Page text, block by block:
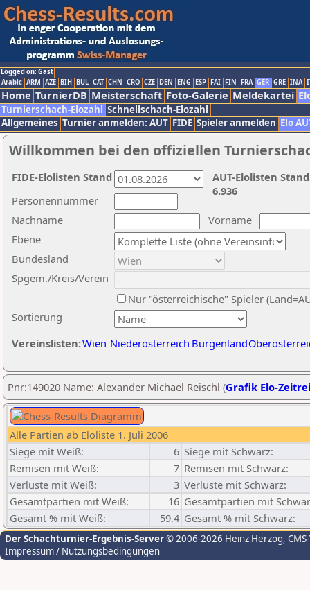
Logged on: Gast
Arabic ARM AZE BIH BUL CAT CHN CRO CZE DEN ENG ESP FAI FIN FRA GER GRE INA
Home TurnierDB Meisterschaft Foto-Galerie Meldekartei
Turnierschach-Elozahl Schnellschach-Elozahl
Allgemeines Turnier anmelden: AUT FIDE Spieler anmelden Elo
Willkommen bei den offiziellen
Nachname
Vorname
Ebene
Sortierung
Personennummer
Bundesland
Spgem./Kreis/Verein
Nur "österreichische" Spieler
Vereinslisten:Wien Niederösterreich Burgenland
AUT-Elolisten
6.936
FIDE-Elolisten Stand
Pnr:149020 Name: Alexander Michael Reischl (Grafik Elo-
Alle Partien ab Eloliste 1. Juli 2006
Siege mit Weiß:
6 Siege mit Schwarz:
Remisen mit Weiß:
7 Remisen mit Schwarz:
Verluste mit Weiß:
3 Verluste mit Schwarz:
Gesamtpartien mit Weiß:
16 Gesamtpartien mit
Gesamt % mit Weiß:
59,4 Gesamt % mit Schwarz:
Der Schachturnier-Ergebnis-Server© 2006-2026 Heinz Herzog,
Impressum / Nutzungsbedingungen